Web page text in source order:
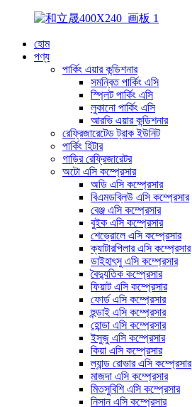
হোম
পণ্য
পার্কিং এয়ার কন্ডিশনার
সমন্বিত পার্কিং এসি
স্প্লিট পার্কিং এসি
লুকানো পার্কিং এসি
আরভি এয়ার কন্ডিশনার
রেফ্রিজারেটেড ট্রাক ইউনিট
পার্কিং হিটার
গাড়ির রেফ্রিজারেটর
অটো এসি কম্প্রেসার
অডি এসি কম্প্রেসার
বিএমডব্লিউ এসি কম্প্রেসার
বেঞ্জ এসি কম্প্রেসার
বুইক এসি কম্প্রেসার
শেভ্রোলে এসি কম্প্রেসার
ক্যাটারপিলার এসি কম্প্রেসার
ডাইহাৎসু এসি কম্প্রেসার
বৈদ্যুতিক কম্প্রেসার
ফিয়াট এসি কম্প্রেসার
ফোর্ড এসি কম্প্রেসার
হুন্ডাই এসি কম্প্রেসার
হোন্ডা এসি কম্প্রেসার
ইসুজু এসি কম্প্রেসার
কিয়া এসি কম্প্রেসার
ল্যান্ড রোভার এসি কম্প্রেসার
মাজদা এসি কম্প্রেসার
মিতসুবিশি এসি কম্প্রেসার
নিসান এসি কম্প্রেসার